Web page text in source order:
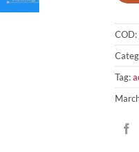
COD:
Tag: